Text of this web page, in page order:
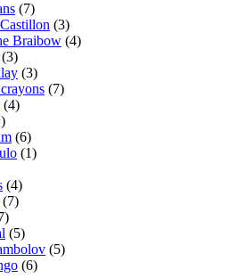
(7)
(3)
Braibow (4)
(3)
(3)
(7)
(4)
(6)
(1)
(4)
(7)
(5)
(5)
(6)